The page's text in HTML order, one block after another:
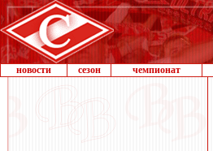
новости сезон чемпионат